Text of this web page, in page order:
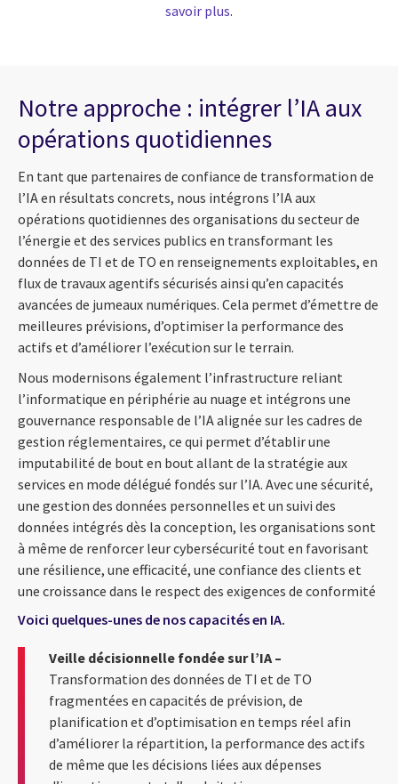
savoir plus.
Notre approche : intégrer l’IA aux
opérations quotidiennes
En tant que partenaires de confiance de transformation de
l’IA en résultats concrets, nous intégrons l’IA aux
opérations quotidiennes des organisations du secteur de
l’énergie et des services publics en transformant les
données de TI et de TO en renseignements exploitables, en
flux de travaux agentifs sécurisés ainsi qu’en capacités
avancées de jumeaux numériques. Cela permet d’émettre de
meilleures prévisions, d’optimiser la performance des
actifs et d’améliorer l’exécution sur le terrain.
Nous modernisons également l’infrastructure reliant
l’informatique en périphérie au nuage et intégrons une
gouvernance responsable de l’IA alignée sur les cadres de
gestion réglementaires, ce qui permet d’établir une
imputabilité de bout en bout allant de la stratégie aux
services en mode délégué fondés sur l’IA. Avec une sécurité,
une gestion des données personnelles et un suivi des
données intégrés dès la conception, les organisations sont
à même de renforcer leur cybersécurité tout en favorisant
une résilience, une efficacité, une confiance des clients et
une croissance dans le respect des exigences de conformité
Voici quelques-unes de nos capacités en IA.
Veille décisionnelle fondée sur l’IA –
Transformation des données de TI et de TO
fragmentées en capacités de prévision, de
planification et d’optimisation en temps réel afin
d’améliorer la répartition, la performance des actifs
de même que les décisions liées aux dépenses